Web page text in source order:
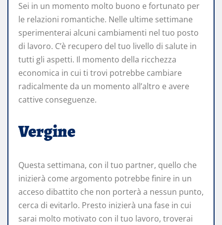
Sei in un momento molto buono e fortunato per
le relazioni romantiche. Nelle ultime settimane
sperimenterai alcuni cambiamenti nel tuo posto
di lavoro. C’è recupero del tuo livello di salute in
tutti gli aspetti. Il momento della ricchezza
economica in cui ti trovi potrebbe cambiare
radicalmente da un momento all’altro e avere
cattive conseguenze.
Vergine
Questa settimana, con il tuo partner, quello che
inizierà come argomento potrebbe finire in un
acceso dibattito che non porterà a nessun punto,
cerca di evitarlo. Presto inizierà una fase in cui
sarai molto motivato con il tuo lavoro, troverai